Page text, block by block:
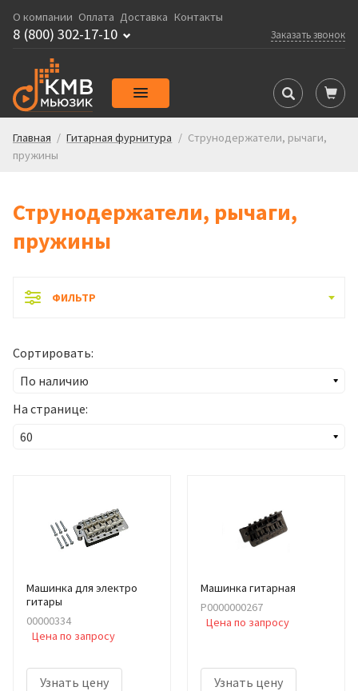
О компании Оплата Доставка Контакты
Заказать звонок
8 (800) 302-17-10
Главная / Гитарная фурнитура / Струнодержатели, рычаги,
пружины
Струнодержатели, рычаги,
пружины
ФИЛЬТР
Сортировать:
На странице:
Машинка для электро
гитары
00000334
Цена по запросу
Узнать цену
Машинка гитарная
Р0000000267
Цена по запросу
Узнать цену